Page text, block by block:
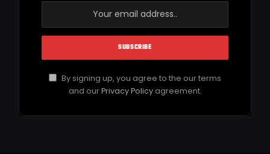
By signing up, you agree to the our terms
and ourPrivacy Policyagreement.